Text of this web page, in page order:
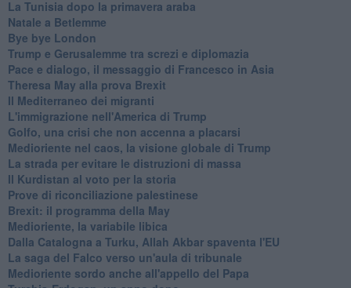
La Tunisia dopo la primavera araba
Natale a Betlemme
Bye bye London
Trump e Gerusalemme tra screzi e diplomazia
Pace e dialogo, il messaggio di Francesco in Asia
Theresa May alla prova Brexit
Il Mediterraneo dei migranti
L'immigrazione nell'America di Trump
Golfo, una crisi che non accenna a placarsi
Medioriente nel caos, la visione globale di Trump
La strada per evitare le distruzioni di massa
Il Kurdistan al voto per la storia
Prove di riconciliazione palestinese
Brexit: il programma della May
Medioriente, la variabile libica
Dalla Catalogna a Turku, Allah Akbar spaventa l'EU
La saga del Falco verso un'aula di tribunale
Medioriente sordo anche all'appello del Papa